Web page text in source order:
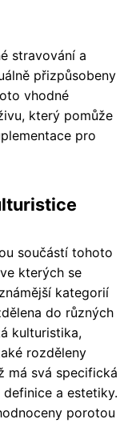
stravování a
přizpůsobeny
vhodné
který pomůže
pro
součástí tohoto
kterých se
kategorií
do různých
kulturistika,
rozděleny
má svá specifická
a estetiky.
porotou